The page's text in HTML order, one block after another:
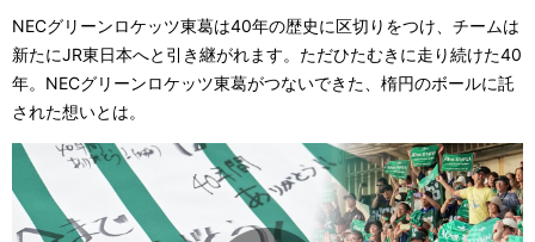
NECグリーンロケッツ東葛は40年の歴史に区切りをつけ、チームは
新たにJR東日本へと引き継がれます。ただひたむきに走り続けた40
年。NECグリーンロケッツ東葛がつないできた、楕円のボールに託
された想いとは。